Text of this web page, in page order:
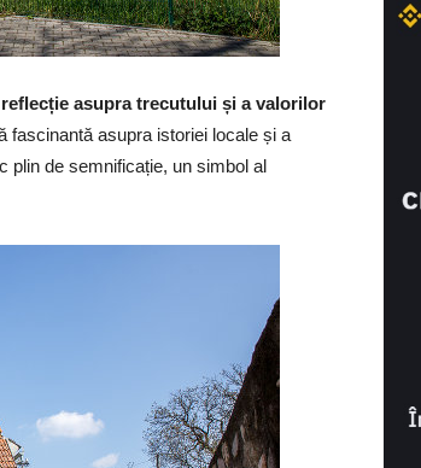
asupra trecutului și a valorilor
fascinantă asupra istoriei locale și a
plin de semnificație, un simbol al